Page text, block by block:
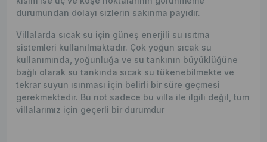
durumundan dolayı sizlerin sakınma payıdır.
Villalarda sıcak su için güneş enerjili su ısıtma
sistemleri kullanılmaktadır. Çok yoğun sıcak su
kullanımında, yoğunluğa ve su tankının büyüklüğüne
bağlı olarak su tankında sıcak su tükenebilmekte ve
tekrar suyun ısınması için belirli bir süre geçmesi
gerekmektedir. Bu not sadece bu villa ile ilgili değil, tüm
villalarımız için geçerli bir durumdur